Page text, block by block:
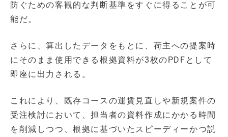
防ぐための客観的な判断基準をすぐに得ることが可
能だ。
さらに、算出したデータをもとに、荷主への提案時
にそのまま使用できる根拠資料が3枚のPDFとして
即座に出力される。
これにより、既存コースの運賃見直しや新規案件の
受注検討において、担当者の資料作成にかかる時間
を削減しつつ、根拠に基づいたスピーディーかつ説